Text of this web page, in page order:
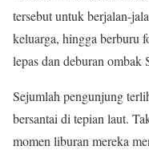
tersebut untuk berjalan-
keluarga, hingga berburu
lepas dan deburan ombak
Sejumlah pengunjung
bersantai di tepian laut.
momen liburan mereka